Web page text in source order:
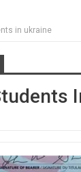
in ukraine